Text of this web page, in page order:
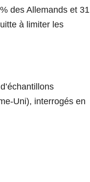
des Allemands et 31
à limiter les
Uni), interrogés en